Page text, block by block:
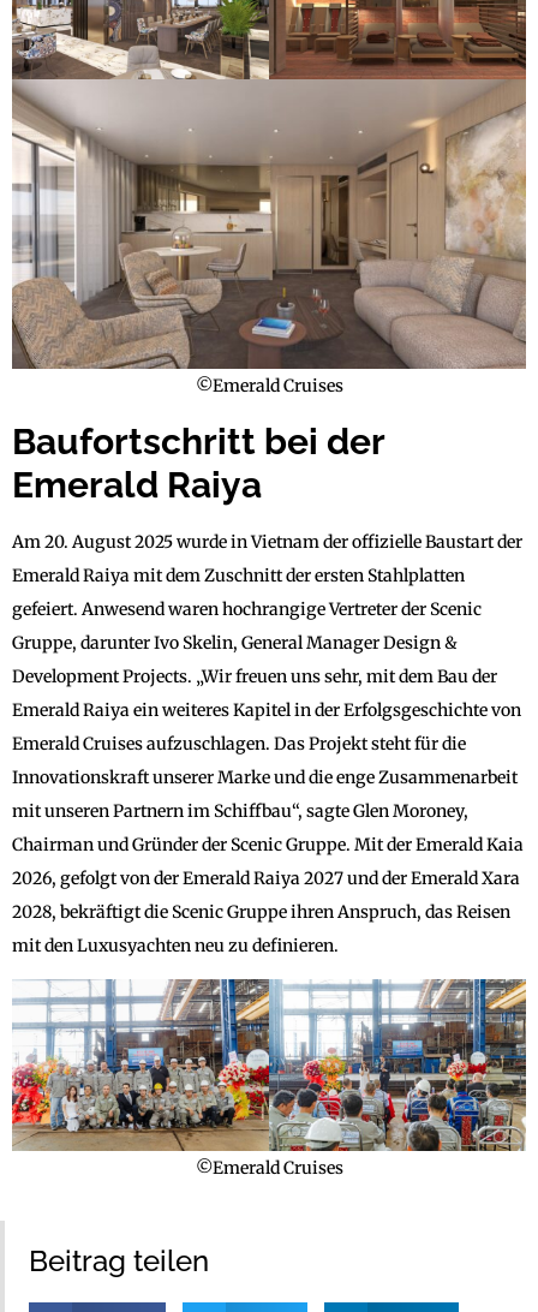
©Emerald Cruises
Baufortschritt bei der
Emerald Raiya
Am 20. August 2025 wurde in Vietnam der offizielle Baustart der
Emerald Raiya mit dem Zuschnitt der ersten Stahlplatten
gefeiert. Anwesend waren hochrangige Vertreter der Scenic
Gruppe, darunter Ivo Skelin, General Manager Design &
Development Projects. „Wir freuen uns sehr, mit dem Bau der
Emerald Raiya ein weiteres Kapitel in der Erfolgsgeschichte von
Emerald Cruises aufzuschlagen. Das Projekt steht für die
Innovationskraft unserer Marke und die enge Zusammenarbeit
mit unseren Partnern im Schiffbau“, sagte Glen Moroney,
Chairman und Gründer der Scenic Gruppe. Mit der Emerald Kaia
2026, gefolgt von der Emerald Raiya 2027 und der Emerald Xara
2028, bekräftigt die Scenic Gruppe ihren Anspruch, das Reisen
mit den Luxusyachten neu zu definieren.
©Emerald Cruises
Beitrag teilen